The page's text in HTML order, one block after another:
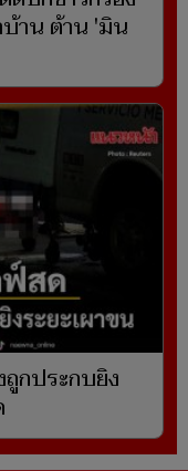
บ้าน ต้าน 'มิน
กประกบยิง